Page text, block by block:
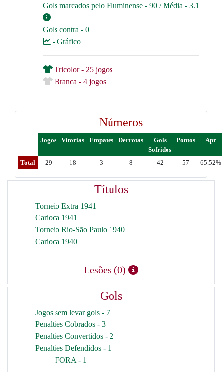
Gols marcados pelo Fluminense - 90 / Média - 3.1
Gols contra - 0
- Gráfico
Tricolor - 25 jogos
Branca - 4 jogos
Números
Jogos Vitorias Empates Derrotas
Gols
Sofridos
Pontos Apr
Total 29 18 3 8 42 57 65.52%
Títulos
Torneio Extra 1941
Carioca 1941
Torneio Rio-São Paulo 1940
Carioca 1940
Lesões (0)
Gols
Jogos sem levar gols - 7
Penalties Cobrados - 3
Penalties Convertidos - 2
Penalties Defendidos - 1
FORA - 1